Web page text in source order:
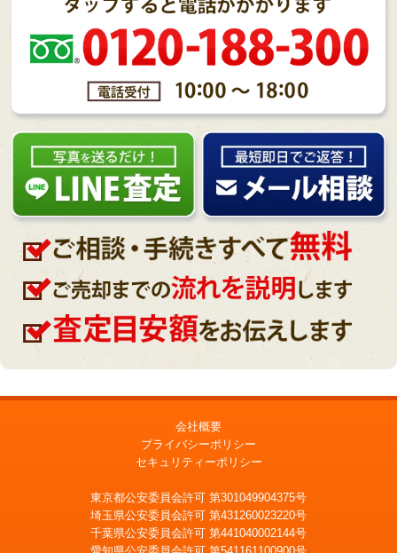
会社概要
プライバシーポリシー
セキュリティーポリシー
東京都公安委員会許可 第301049904375号
埼玉県公安委員会許可 第431260023220号
千葉県公安委員会許可 第441040002144号